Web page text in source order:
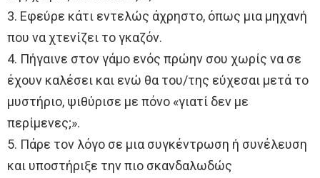
3. Εφεύρε κάτι εντελώς άχρηστο, όπως μια μηχανή
που να χτενίζει το γκαζόν.
4. Πήγαινε στον γάμο ενός πρώην σου χωρίς να σε
έχουν καλέσει και ενώ θα του/της εύχεσαι μετά το
μυστήριο, ψιθύρισε με πόνο «γιατί δεν με
περίμενες;».
5. Πάρε τον λόγο σε μια συγκέντρωση ή συνέλευση
και υποστήριξε την πιο σκανδαλωδώς